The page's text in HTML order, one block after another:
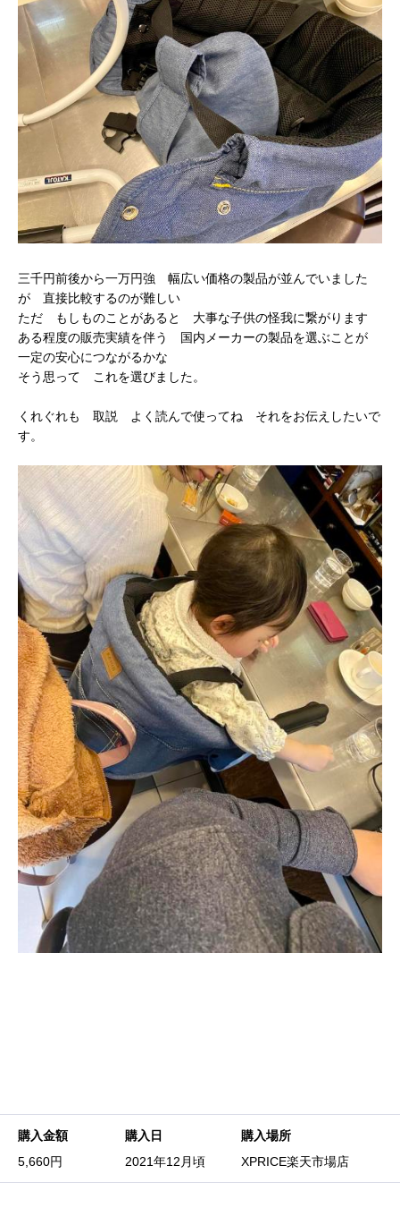
三千円前後から一万円強 幅広い価格の製品が並んでいました
が 直接比較するのが難しい
ただ もしものことがあると 大事な子供の怪我に繋がります
ある程度の販売実績を伴う 国内メーカーの製品を選ぶことが
一定の安心につながるかな
そう思って これを選びました。
くれぐれも 取説 よく読んで使ってね それをお伝えしたいで
す。
購入金額
5,660円
購入日
2021年12月頃
購入場所
XPRICE楽天市場店